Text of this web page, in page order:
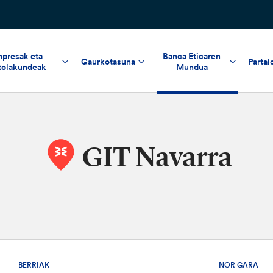
eta
Gaurkotasuna
Banca Eticaren
Mundua
GIT Navarra
BERRIAK NOR GARA